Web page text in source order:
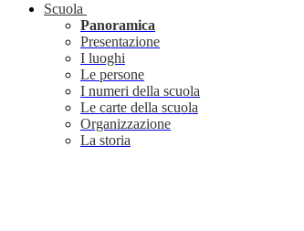
Scuola
Panoramica
Presentazione
I luoghi
Le persone
I numeri della scuola
Le carte della scuola
Organizzazione
La storia